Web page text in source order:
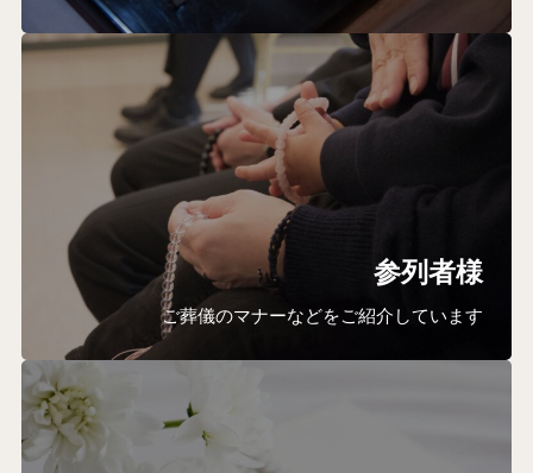
参列者様
ご葬儀のマナーなどをご紹介しています